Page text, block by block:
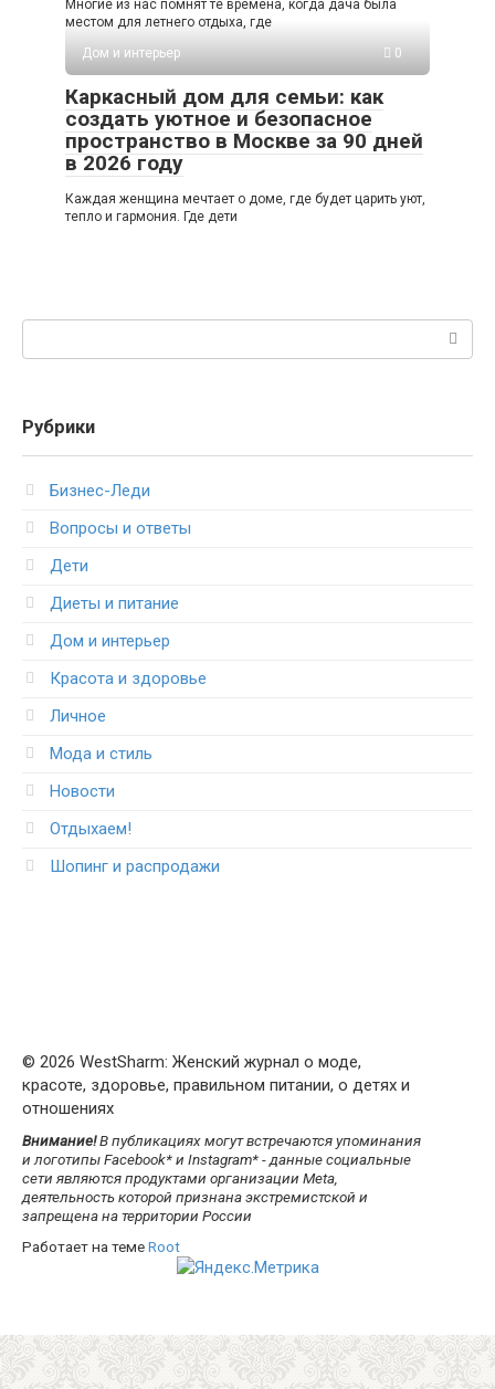
Многие из нас помнят те времена, когда дача была
местом для летнего отдыха, где
Дом и интерьер
0
Каркасный дом для семьи: как
создать уютное и безопасное
пространство в Москве за 90 дней
в 2026 году
Каждая женщина мечтает о доме, где будет царить уют,
тепло и гармония. Где дети
Рубрики
Бизнес-Леди
Вопросы и ответы
Дети
Диеты и питание
Дом и интерьер
Красота и здоровье
Личное
Мода и стиль
Новости
Отдыхаем!
Шопинг и распродажи
© 2026 WestSharm: Женский журнал о моде,
красоте, здоровье, правильном питании, о детях и
отношениях
Внимание!В публикациях могут встречаются упоминания
и логотипы Facebook* и Instagram* - данные социальные
сети являются продуктами организации Meta,
деятельность которой признана экстремистской и
запрещена на территории России
Работает на темеRoot